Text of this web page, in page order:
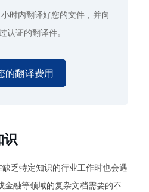
时内翻译好您的文件，并向
认证的翻译件。
的翻译费用
识
乏特定知识的行业工作时也会遇
金融等领域的复杂文档需要的不